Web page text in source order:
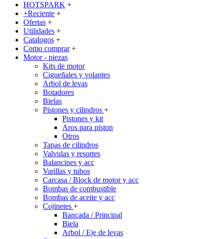
HOTSPARK +
+Reciente +
Ofertas +
Utilidades +
Catalogos +
Como comprar +
Motor - piezas
Kits de motor
Cigueñales y volantes
Arbol de levas
Botadores
Bielas
Pistones y cilindros +
Pistones y kit
Aros para piston
Otros
Tapas de cilindros
Valvulas y resortes
Balancines y acc
Varillas y tubos
Carcasa / Block de motor y acc
Bombas de combustible
Bombas de aceite y acc
Cojinetes +
Bancada / Principal
Biela
Arbol / Eje de levas